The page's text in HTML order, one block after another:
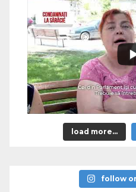
load more...
follow